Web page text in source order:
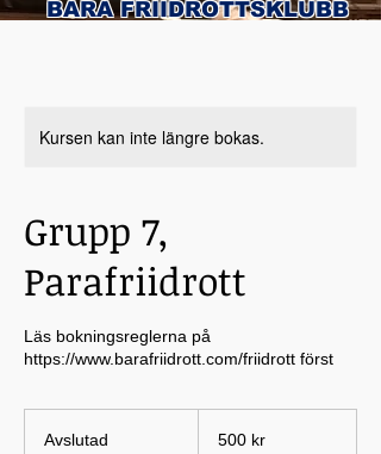
BARA FRIIDROTTSKLUBB
Kursen kan inte längre bokas.
Grupp 7,
Parafriidrott
Läs bokningsreglerna på
https://www.barafriidrott.com/friidrott först
Avslutad
kronor500 kr